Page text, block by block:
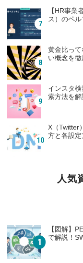
【HR事業
ス）のペ
黄金比っ
い概念を徹
インスタ
索方法を解
X（Twitter
方と各設定
人気
【図解】
で解説！